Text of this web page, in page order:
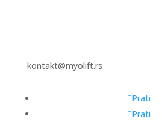
kontakt@myolift.rs
Prati
Prati